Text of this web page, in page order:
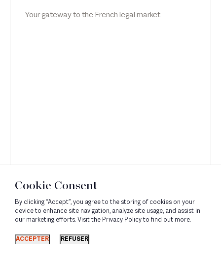
Your gateway to the French legal market
Découvrir
Cookie Consent
By clicking “Accept”, you agree to the storing of cookies on your
device to enhance site navigation, analyze site usage, and assist in
our marketing efforts. Visit the Privacy Policy to find out more.
ACCEPTER REFUSER